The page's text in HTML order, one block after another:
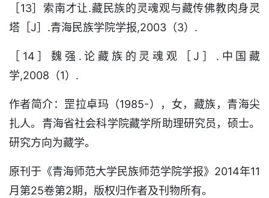
［13］索南才让.藏民族的灵魂观与藏传佛教肉身灵
塔［J］.青海民族学院学报,2003（3）.
［14］魏强.论藏族的灵魂观［J］.中国藏
学,2008（1）.
作者简介：罡拉卓玛（1985-），女，藏族，青海尖
扎人。青海省社会科学院藏学所助理研究员，硕士。
研究方向为藏学。
原刊于《青海师范大学民族师范学院学报》2014年11
月第25卷第2期，版权归作者及刊物所有。